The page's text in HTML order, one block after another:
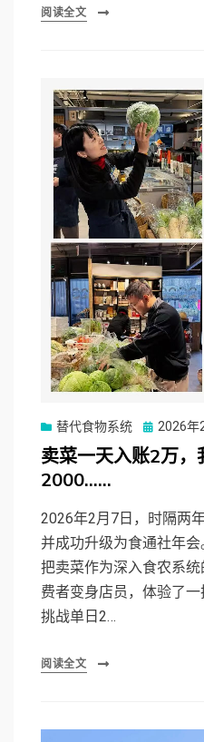
阅读全文
替代食物系统
Posted
on
2026年
卖菜一天入账2万，
2000……
2026年2月7日，时隔两
并成功升级为食通社年
把卖菜作为深入食农系
费者变身店员，体验了一
挑战单日2…
阅读全文